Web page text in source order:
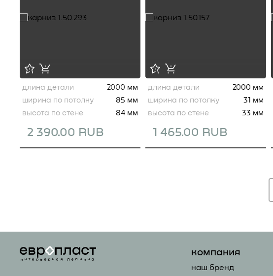
2 390.00 RUB
длина детали
2000 мм
ширина по потолку
85 мм
высота по стене
84 мм
1 465.00 RUB
длина детали
2000 мм
ширина по потолку
31 мм
высота по стене
33 мм
компания
наш бренд